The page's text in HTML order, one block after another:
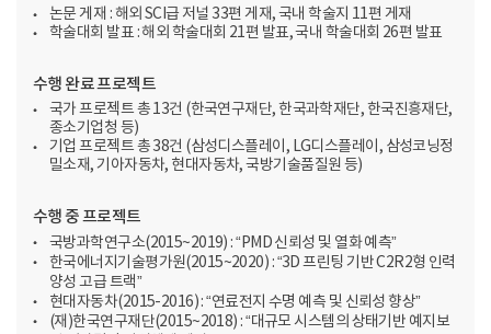
논문 게재 : 해외 SCI급 저널 33편 게재, 국내 학술지 11편 게재
학술대회 발표 : 해외 학술대회 21편 발표, 국내 학술대회 26편 발표
수행 완료 프로젝트
국가 프로젝트 총 13건 (한국연구재단, 한국과학재단, 한국진흥재단,
종소기업청 등)
기업 프로젝트 총 38건 (삼성디스플레이, LG디스플레이, 삼성코닝정
밀소재, 기아자동차, 현대자동차, 국방기술품질원 등)
수행 중 프로젝트
국방과학연구소(2015~2019) : “PMD 신뢰성 및 열화 예측”
한국에너지기술평가원(2015~2020) : “3D 프린팅 기반 C2R2형 인력
양성 고급 트랙”
현대자동차(2015-2016) : “연료전지 수명 예측 및 신뢰성 향상”
(재)한국연구재단(2015~2018) : “대규모 시스템의 상태기반 예지보